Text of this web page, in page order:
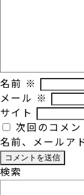
名前 ※
メール ※
サイト
次回のコメ
名前、メールア
検索